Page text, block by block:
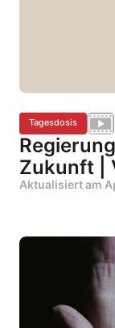
Tagesdosis
Zukunft |
Aktualisiert am